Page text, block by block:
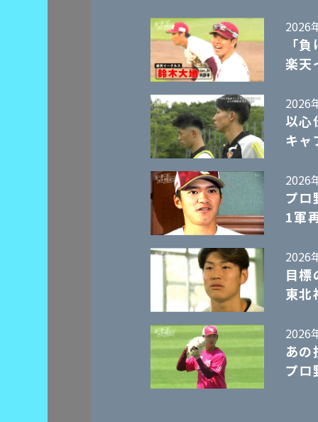
2026
「
楽天
2026
以心
キャ
2026
プロ
1軍
2026
目標
東北
2026
あの
プロ